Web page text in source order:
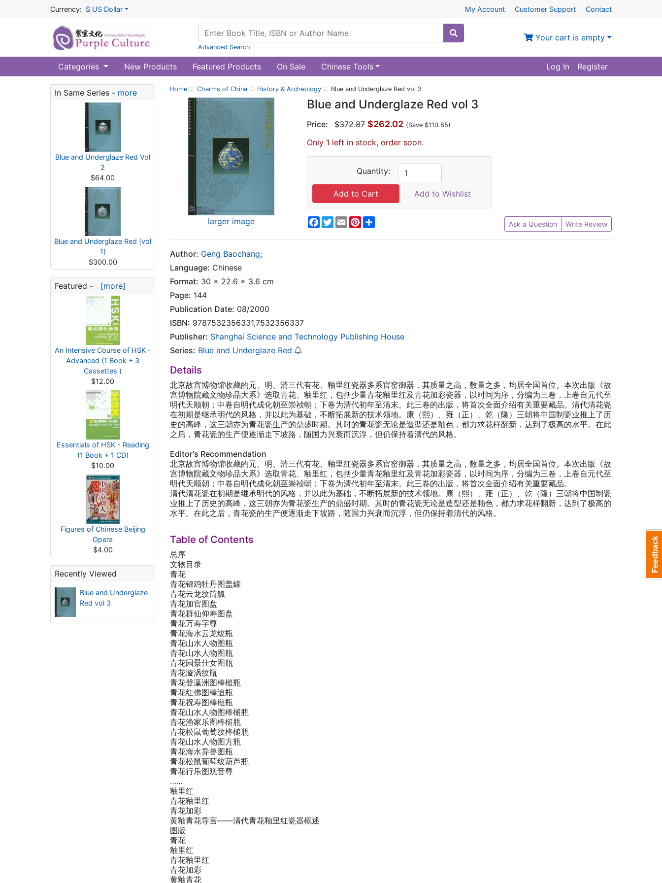
Currency: $ US Dollar My Account Customer Support Contact
Advanced Search
Your cart is empty
Categories New Products Featured Products On Sale Chinese Tools Log In Register
In Same Series - more
Blue and Underglaze Red Vol
2
$64.00
Blue and Underglaze Red (vol
1)
$300.00
Featured - [more]
An Intensive Course of HSK -
Advanced (1 Book + 3
Cassettes )
$12.00
Essentials of HSK - Reading
(1 Book + 1 CD)
$10.00
Figures of Chinese Beijing
Opera
$4.00
Recently Viewed
Blue and Underglaze
Red vol 3
Home :: Charms of China :: History & Archeology :: Blue and Underglaze Red vol 3
larger image
Blue and Underglaze Red vol 3
Price: $372.87 $262.02 (Save $110.85)
Only 1 left in stock, order soon.
Quantity:
Add to Wishlist
Facebook
Twitter
EmailPinterest Ask a Question Write Review
Author: Geng Baochang;
Language: Chinese
Format: 30 x 22.6 x 3.6 cm
Page: 144
Publication Date: 08/2000
ISBN: 9787532356331,7532356337
Publisher: Shanghai Science and Technology Publishing House
Series: Blue and Underglaze Red
Details
北京故宫博物馆收藏的元、明、清三代有花、釉里红瓷器多系官窑御器，其质量之高，数量之多，均居全国首位。本次出版《故
宫博物院藏文物珍品大系》选取青花、釉里红，包括少量青花釉里红及青花加彩瓷器，以时间为序，分编为三卷，上卷自元代至
明代天顺朝；中卷自明代成化朝至崇祯朝；下卷为清代初年至清末。此三卷的出版，将首次全面介绍有关重要藏品。清代清花瓷
在初期是继承明代的风格，并以此为基础，不断拓展新的技术领地。康（熙）、雍（正）、乾（隆）三朝将中国制瓷业推上了历
史的高峰，这三朝亦为青花瓷生产的鼎盛时期。其时的青花瓷无论是造型还是釉色，都力求花样翻新，达到了极高的水平。在此
之后，青花瓷的生产便逐渐走下坡路，随国力兴衰而沉浮，但仍保持着清代的风格。
Editor's Recommendation
北京故宫博物馆收藏的元、明、清三代有花、釉里红瓷器多系官窑御器，其质量之高，数量之多，均居全国首位。本次出版《故
宫博物院藏文物珍品大系》选取青花、釉里红，包括少量青花釉里红及青花加彩瓷器，以时间为序，分编为三卷，上卷自元代至
明代天顺朝；中卷自明代成化朝至崇祯朝；下卷为清代初年至清末。此三卷的出版，将首次全面介绍有关重要藏品。
清代清花瓷在初期是继承明代的风格，并以此为基础，不断拓展新的技术领地。康（熙）、雍（正）、乾（隆）三朝将中国制瓷
业推上了历史的高峰，这三朝亦为青花瓷生产的鼎盛时期。其时的青花瓷无论是造型还是釉色，都力求花样翻新，达到了极高的
水平。在此之后，青花瓷的生产便逐渐走下坡路，随国力兴衰而沉浮，但仍保持着清代的风格。
Table of Contents
总序
文物目录
青花
青花锦鸡牡丹图盖罐
青花云龙纹筒觚
青花加官图盘
青花群仙仰寿图盘
青花万寿字尊
青花海水云龙纹瓶
青花山水人物图瓶
青花山水人物图瓶
青花园景仕女图瓶
青花漩涡纹瓶
青花登瀛洲图棒槌瓶
青花红佛图棒追瓶
青花祝寿图棒槌瓶
青花山水人物图棒槌瓶
青花渔家乐图棒槌瓶
青花松鼠葡萄纹棒槌瓶
青花山水人物图方瓶
青花海水异兽图瓶
青花松鼠葡萄纹葫芦瓶
青花行乐图观音尊
……
釉里红
青花釉里红
青花加彩
黄釉青花导言——清代青花釉里红瓷器概述
图版
青花
釉里红
青花釉里红
青花加彩
黄釉青花